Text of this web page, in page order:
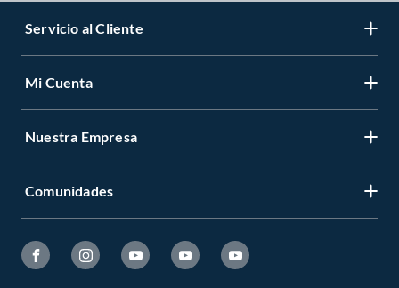
Servicio al Cliente
Mi Cuenta
Nuestra Empresa
Comunidades